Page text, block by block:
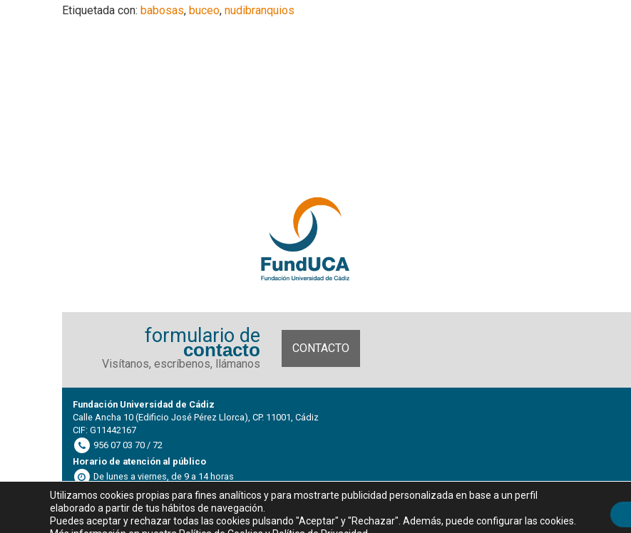
Etiquetada con: babosas, buceo, nudibranquios
formulario de
contacto
Visítanos, escríbenos, llámanos
CONTACTO
Fundación Universidad de Cádiz
Calle Ancha 10 (Edificio José Pérez Llorca), CP. 11001, Cádiz
CIF: G11442167
956 07 03 70 / 72
Horario de atención al público
De lunes a viernes, de 9 a 14 horas
Utilizamos cookies propias para fines analíticos y para mostrarte publicidad personalizada en base a un perfil
elaborado a partir de tus hábitos de navegación.
Puedes aceptar y rechazar todas las cookies pulsando "Aceptar" y "Rechazar". Además, puede configurar las cookies.